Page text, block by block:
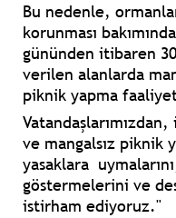
Bu nedenle,
korunması
gününden itibaren
verilen alanlarda
piknik yapma
ve mangalsız piknik
yasaklara
göstermelerini ve
istirham ediyoruz."